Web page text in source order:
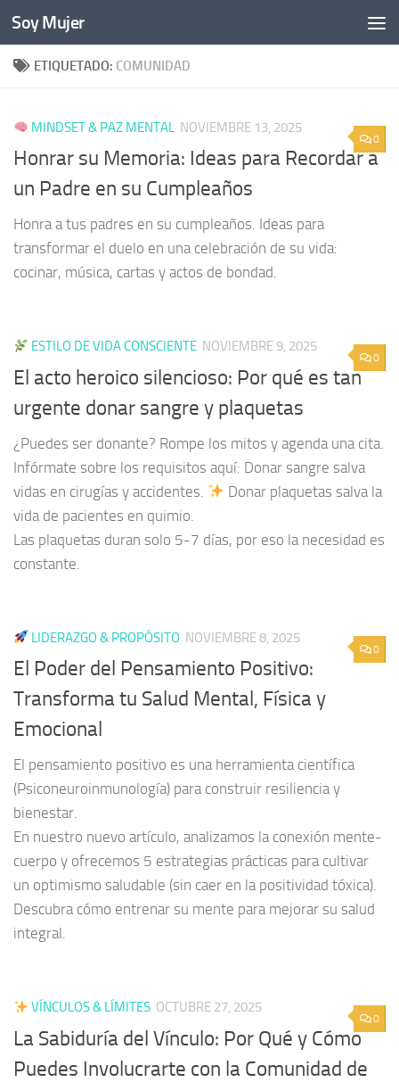
Bajo el contenido
Soy Mujer
ETIQUETADO: COMUNIDAD
0
MINDSET & PAZ MENTAL NOVIEMBRE 13, 2025
Honrar su Memoria: Ideas para Recordar a
un Padre en su Cumpleaños
Honra a tus padres en su cumpleaños. Ideas para
transformar el duelo en una celebración de su vida:
cocinar, música, cartas y actos de bondad.
0
ESTILO DE VIDA CONSCIENTE NOVIEMBRE 9, 2025
El acto heroico silencioso: Por qué es tan
urgente donar sangre y plaquetas
¿Puedes ser donante? Rompe los mitos y agenda una cita.
Infórmate sobre los requisitos aquí: Donar sangre salva
vidas en cirugías y accidentes.
Donar plaquetas salva la
vida de pacientes en quimio.
Las plaquetas duran solo 5-7 días, por eso la necesidad es
constante.
0
LIDERAZGO & PROPÓSITO NOVIEMBRE 8, 2025
El Poder del Pensamiento Positivo:
Transforma tu Salud Mental, Física y
Emocional
El pensamiento positivo es una herramienta científica
(Psiconeuroinmunología) para construir resiliencia y
bienestar.
En nuestro nuevo artículo, analizamos la conexión mente-
cuerpo y ofrecemos 5 estrategias prácticas para cultivar
un optimismo saludable (sin caer en la positividad tóxica).
Descubra cómo entrenar su mente para mejorar su salud
integral.
0
VÍNCULOS & LÍMITES OCTUBRE 27, 2025
La Sabiduría del Vínculo: Por Qué y Cómo
Puedes Involucrarte con la Comunidad de